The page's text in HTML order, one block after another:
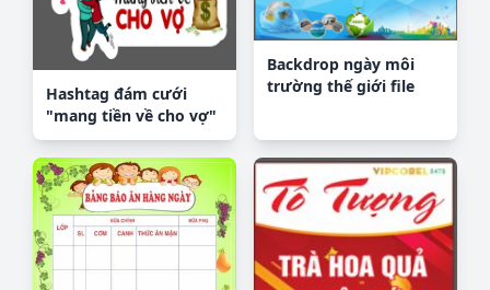
Hashtag đám cưới
"mang tiền về cho vợ"
file cdr x7
Backdrop ngày môi
trường thế giới file